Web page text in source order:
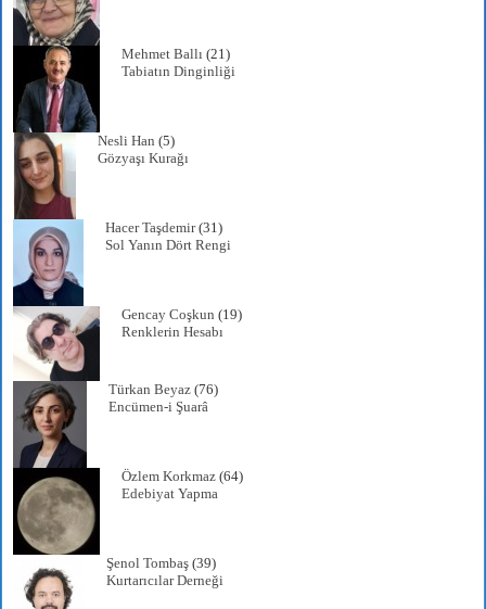
Mehmet Ballı (21)
Tabiatın Dinginliği
Nesli Han (5)
Gözyaşı Kurağı
Hacer Taşdemir(31)
Sol Yanın Dört Rengi
Gencay Coşkun (19)
Renklerin Hesabı
Türkan Beyaz (76)
Encümen-i Şuarâ
Özlem Korkmaz (64)
Edebiyat Yapma
Şenol Tombaş (39)
Kurtarıcılar Derneği